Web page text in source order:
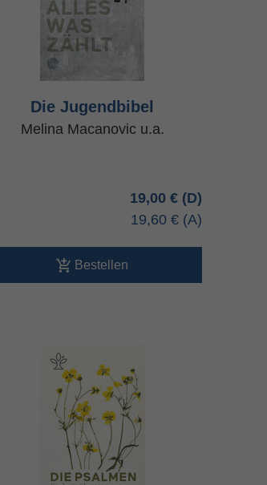
Die Jugendbibel
Melina Macanovic u.a.
19,00 €
19,60 €
Bestellen